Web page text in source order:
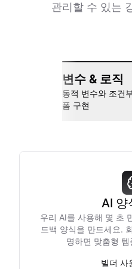
관리할 수 있는
변수 & 로직
동적 변수와 조건
폼 구현
AI 양
우리 AI를 사용해 몇 초
드백 양식을 만드세요.
명하면 맞춤형
빌더 사